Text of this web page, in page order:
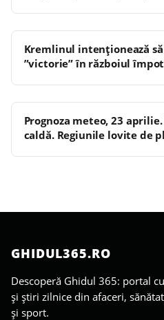
Kremlinul intenționează
”victorie” în războiul
Prognoza meteo, 23
caldă. Regiunile lovite de
GHIDUL365.RO
Descoperă Ghidul 365: portal
și știri zilnice din afaceri,
și sport.